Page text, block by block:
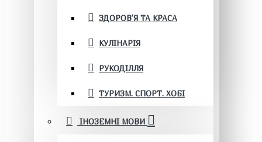
ЗДОРОВ'Я ТА КРАСА
КУЛІНАРІЯ
РУКОДІЛЛЯ
ТУРИЗМ. СПОРТ. ХОБІ
ІНОЗЕМНІ МОВИ